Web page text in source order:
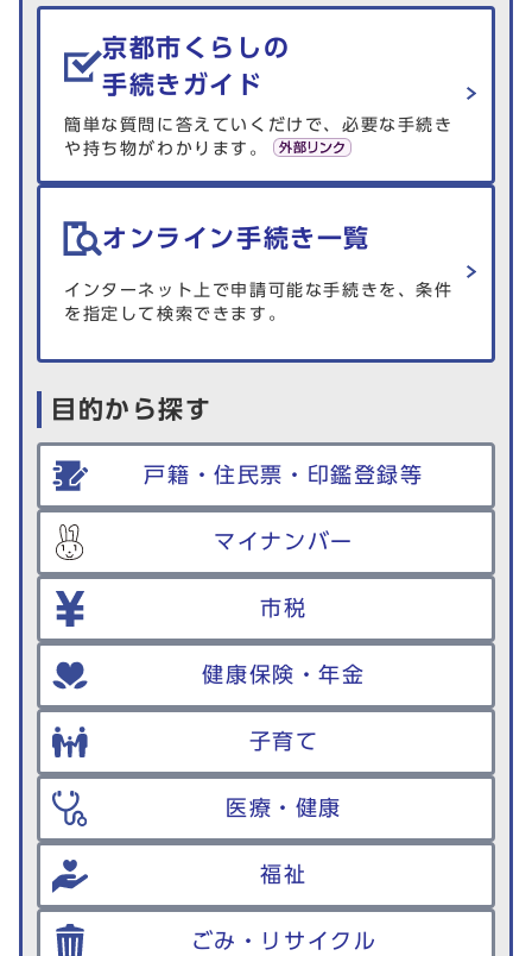
生活情報を探す
京都市くらしの
手続きガイド
簡単な質問に答えていくだけで、必要な手続き
や持ち物がわかります。
オンライン手続き一覧
インターネット上で申請可能な手続きを、条件
を指定して検索できます。
目的から探す
戸籍・住民票・印鑑登録等
マイナンバー
市税
健康保険・年金
子育て
医療・健康
福祉
ごみ・リサイクル